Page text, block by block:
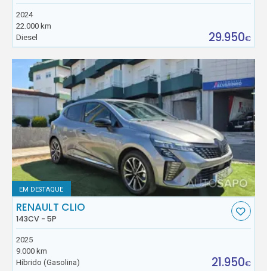
2024
22.000 km
Diesel
29.950€
EM DESTAQUE
RENAULT CLIO
143CV - 5P
2025
9.000 km
Híbrido (Gasolina)
21.950€